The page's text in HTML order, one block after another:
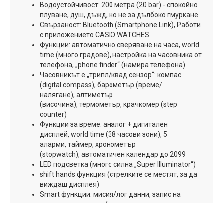
Водоустойчивост: 200 метра (20 bar) - спокойно
плуване, душ, дъжд, но не за дълбоко гмуркане
Свързаност: Bluetooth (Smartphone Link), Работи
с приложението CASIO WATCHES
Функции: автоматично сверяване на часа, world
time (много градове), настройка на часовника от
телефона, „phone finder“ (намира телефона)
Часовникът е „трипл/квад сензор“: компас
(digital compass), барометър (време/
налягане), алтиметър
(височина), термометър, крачкомер (step
counter)
Функции за време: аналог + дигитален
дисплей, world time (38 часови зони), 5
аларми, таймер, хронометър
(stopwatch), автоматичен календар до 2099
LED подсветка (много силна „Super Illuminator“)
shift hands функция (стрелките се местят, за да
виждаш дисплея)
Smart функции: мисия/лог данни, запис на